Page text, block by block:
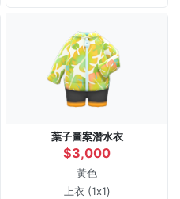
葉子圖案潛水衣
$3,000
黃色
上衣 (1x1)